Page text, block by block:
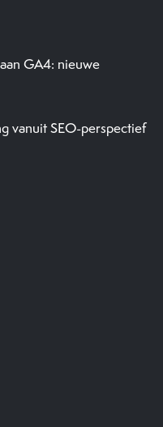
GA4: nieuwe
vanuit SEO-perspectief